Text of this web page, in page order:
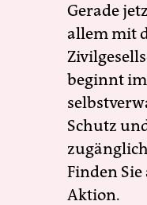
Gerade
allem mit
beginnt
Schutz
Finden
Aktion.